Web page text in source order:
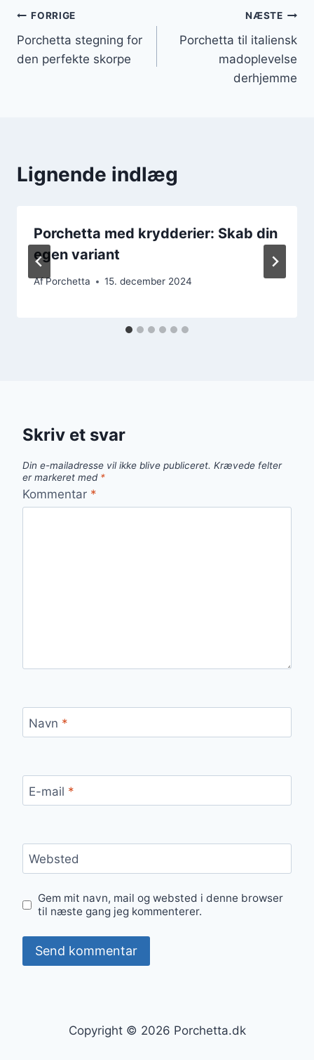
Indlægsnavigation
FORRIGE
Porchetta stegning for
den perfekte skorpe
NÆSTE
Porchetta til italiensk
madoplevelse
derhjemme
Lignende indlæg
Porchetta med krydderier: Skab din
egen variant
AfPorchetta 15. december 2024
Skriv et svar
Din e-mailadresse vil ikke blive publiceret. Krævede felter
er markeret med *
Kommentar *
Navn *
E-mail *
Websted
Gem mit navn, mail og websted i denne browser
til næste gang jeg kommenterer.
Copyright © 2026 Porchetta.dk